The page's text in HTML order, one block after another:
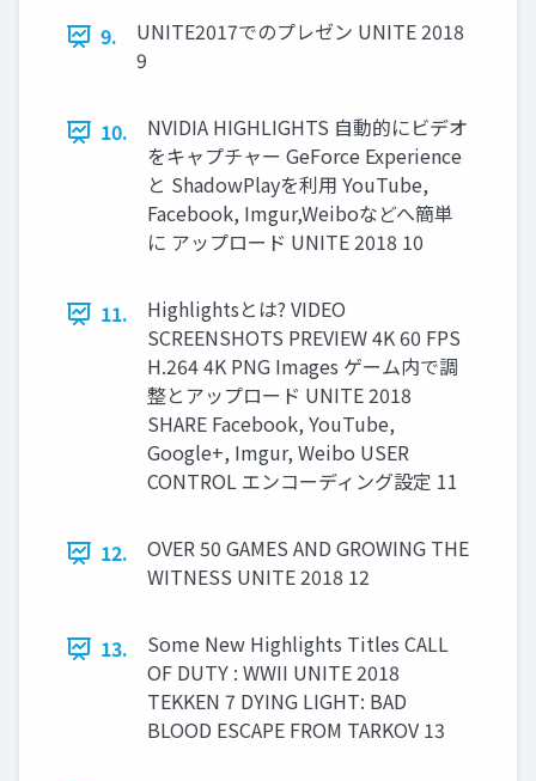
9.
UNITE2017でのプレゼン UNITE 2018
9
10.
NVIDIA HIGHLIGHTS 自動的にビデオ
をキャプチャー GeForce Experience
と ShadowPlayを利用 YouTube,
Facebook, Imgur,Weiboなどへ簡単
に アップロード UNITE 2018 10
11.
Highlightsとは? VIDEO
SCREENSHOTS PREVIEW 4K 60 FPS
H.264 4K PNG Images ゲーム内で調
整とアップロード UNITE 2018
SHARE Facebook, YouTube,
Google+, Imgur, Weibo USER
CONTROL エンコーディング設定 11
12.
OVER 50 GAMES AND GROWING THE
WITNESS UNITE 2018 12
13.
Some New Highlights Titles CALL
OF DUTY : WWII UNITE 2018
TEKKEN 7 DYING LIGHT: BAD
BLOOD ESCAPE FROM TARKOV 13